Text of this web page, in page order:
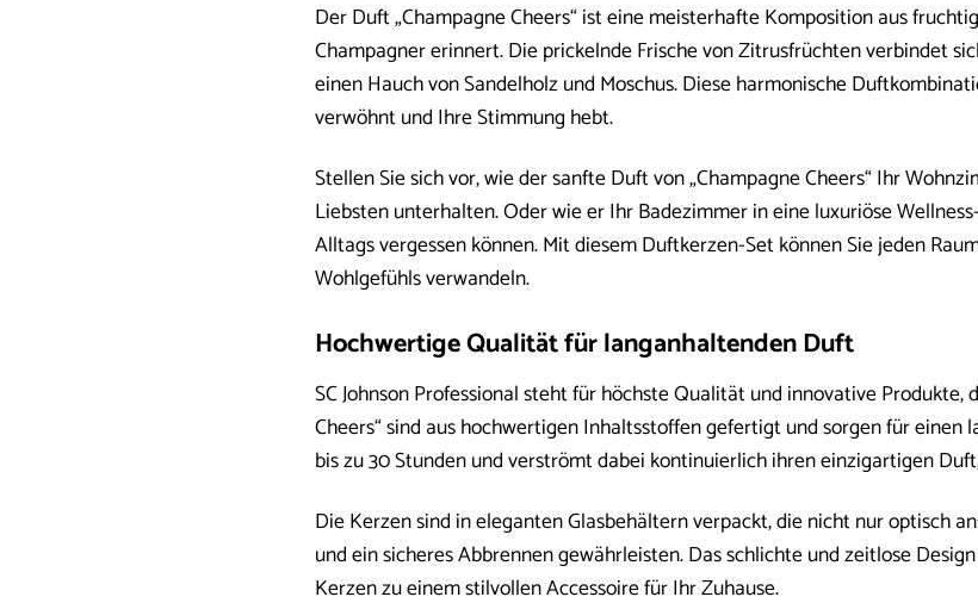
Der Duft „Champagne Cheers“ ist eine meisterhafte Komposition aus
Champagner erinnert. Die prickelnde Frische von Zitrusfrüchten verbindet
einen Hauch von Sandelholz und Moschus. Diese harmonische
verwöhnt und Ihre Stimmung hebt.
Stellen Sie sich vor, wie der sanfte Duft von „Champagne Cheers“ Ihr
Liebsten unterhalten. Oder wie er Ihr Badezimmer in eine luxuriöse
Alltags vergessen können. Mit diesem Duftkerzen-Set können Sie jeden
Wohlgefühls verwandeln.
Hochwertige Qualität für langanhaltenden Duft
SC Johnson Professional steht für höchste Qualität und innovative
Cheers“ sind aus hochwertigen Inhaltsstoffen gefertigt und sorgen für
bis zu 30 Stunden und verströmt dabei kontinuierlich ihren einzigartigen
Die Kerzen sind in eleganten Glasbehältern verpackt, die nicht nur optisch
und ein sicheres Abbrennen gewährleisten. Das schlichte und zeitlose
Kerzen zu einem stilvollen Accessoire für Ihr Zuhause.